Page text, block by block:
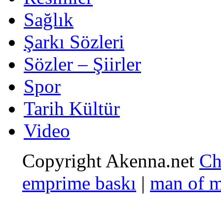
Sağlık
Şarkı Sözleri
Sözler – Şiirler
Spor
Tarih Kültür
Video
Copyright Akenna.net
emprime baskı | man of